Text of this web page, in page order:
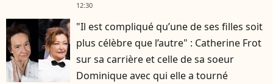
12:30
"Il est compliqué qu’une de ses filles soit
plus célèbre que l’autre" : Catherine Frot
sur sa carrière et celle de sa soeur
Dominique avec qui elle a tourné